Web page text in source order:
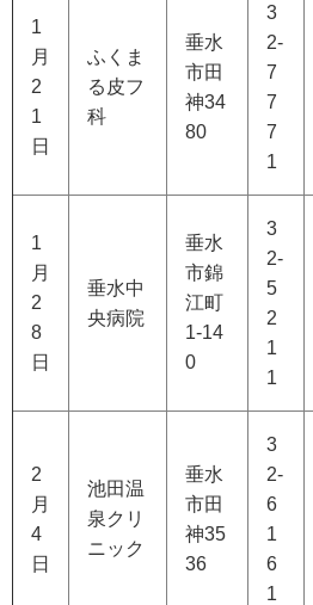
1
月
2
1
日
ふくま
る皮フ
科
垂水
市田
神34
80
3
2-
7
7
7
1
1
月
2
8
日
垂水中
央病院
垂水
市錦
江町
1-14
0
3
2-
5
2
1
1
2
月
4
日
池田温
泉クリ
ニック
垂水
市田
神35
36
3
2-
6
1
6
1